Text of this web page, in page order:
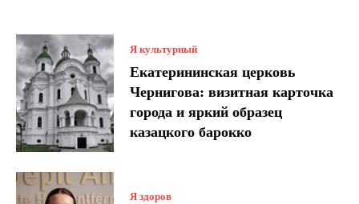
Я культурный
Екатерининская церковь
Чернигова: визитная карточка
города и яркий образец
казацкого барокко
Я здоров